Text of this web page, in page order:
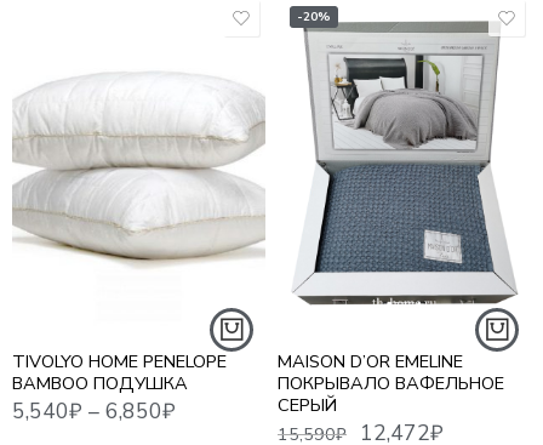
TIVOLYO HOME PENELOPE
BAMBOO ПОДУШКА
5,540₽–6,850₽
50*70 СМ
-20%
MAISON D’OR EMELINE
ПОКРЫВАЛО ВАФЕЛЬНОЕ
СЕРЫЙ
15,590 ₽ 12,472₽